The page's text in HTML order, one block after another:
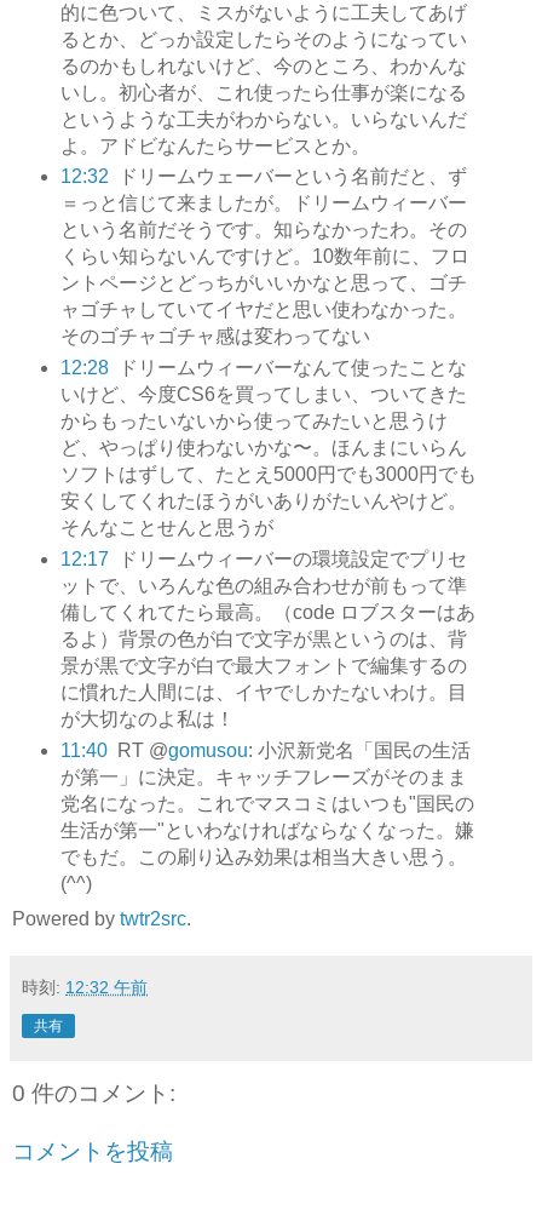
的に色ついて、ミスがないように工夫してあげ
るとか、どっか設定したらそのようになってい
るのかもしれないけど、今のところ、わかんな
いし。初心者が、これ使ったら仕事が楽になる
というような工夫がわからない。いらないんだ
よ。アドビなんたらサービスとか。
12:32
ドリームウェーバーという名前だと、ず
＝っと信じて来ましたが。ドリームウィーバー
という名前だそうです。知らなかったわ。その
くらい知らないんですけど。10数年前に、フロ
ントページとどっちがいいかなと思って、ゴチ
ャゴチャしていてイヤだと思い使わなかった。
そのゴチャゴチャ感は変わってない
12:28
ドリームウィーバーなんて使ったことな
いけど、今度CS6を買ってしまい、ついてきた
からもったいないから使ってみたいと思うけ
ど、やっぱり使わないかな〜。ほんまにいらん
ソフトはずして、たとえ5000円でも3000円でも
安くしてくれたほうがいありがたいんやけど。
そんなことせんと思うが
12:17
ドリームウィーバーの環境設定でプリセ
ットで、いろんな色の組み合わせが前もって準
備してくれてたら最高。（code ロブスターはあ
るよ）背景の色が白で文字が黒というのは、背
景が黒で文字が白で最大フォントで編集するの
に慣れた人間には、イヤでしかたないわけ。目
が大切なのよ私は！
11:40
RT @gomusou: 小沢新党名「国民の生活
が第一」に決定。キャッチフレーズがそのまま
党名になった。これでマスコミはいつも"国民の
生活が第一"といわなければならなくなった。嫌
でもだ。この刷り込み効果は相当大きい思う。
(^^)
Powered by twtr2src.
時刻: 12:32 午前
共有
0 件のコメント:
コメントを投稿